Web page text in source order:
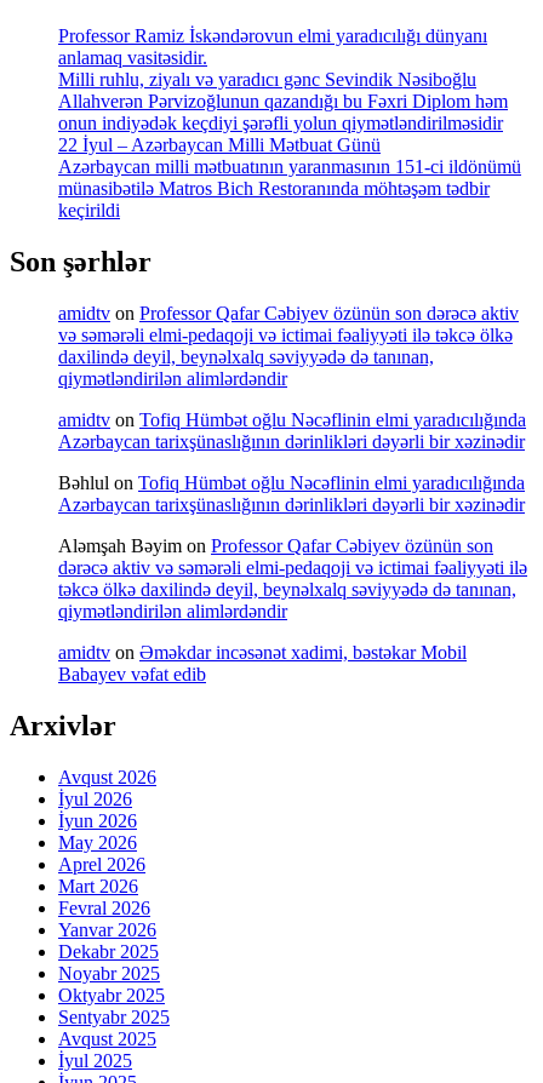
Professor Ramiz İskəndərovun elmi yaradıcılığı dünyanı
anlamaq vasitəsidir.
Milli ruhlu, ziyalı və yaradıcı gənc Sevindik Nəsiboğlu
Allahverən Pərvizoğlunun qazandığı bu Fəxri Diplom həm
onun indiyədək keçdiyi şərəfli yolun qiymətləndirilməsidir
22 İyul – Azərbaycan Milli Mətbuat Günü
Azərbaycan milli mətbuatının yaranmasının 151-ci ildönümü
münasibətilə Matros Bich Restoranında möhtəşəm tədbir
keçirildi
Son şərhlər
amidtv on Professor Qafar Cəbiyev özünün son dərəcə aktiv
və səmərəli elmi-pedaqoji və ictimai fəaliyyəti ilə təkcə ölkə
daxilində deyil, beynəlxalq səviyyədə də tanınan,
qiymətləndirilən alimlərdəndir
amidtv on Tofiq Hümbət oğlu Nəcəflinin elmi yaradıcılığında
Azərbaycan tarixşünaslığının dərinlikləri dəyərli bir xəzinədir
Bəhlul on Tofiq Hümbət oğlu Nəcəflinin elmi yaradıcılığında
Azərbaycan tarixşünaslığının dərinlikləri dəyərli bir xəzinədir
Aləmşah Bəyim on Professor Qafar Cəbiyev özünün son
dərəcə aktiv və səmərəli elmi-pedaqoji və ictimai fəaliyyəti ilə
təkcə ölkə daxilində deyil, beynəlxalq səviyyədə də tanınan,
qiymətləndirilən alimlərdəndir
amidtv on Əməkdar incəsənət xadimi, bəstəkar Mobil
Babayev vəfat edib
Arxivlər
Avqust 2026
İyul 2026
İyun 2026
May 2026
Aprel 2026
Mart 2026
Fevral 2026
Yanvar 2026
Dekabr 2025
Noyabr 2025
Oktyabr 2025
Sentyabr 2025
Avqust 2025
İyul 2025